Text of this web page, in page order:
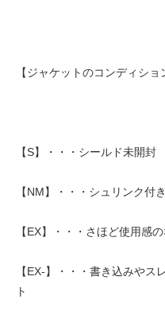
【ジャケットのコンディショ
【S】・・・シールド未開封
【NM】・・・シュリンク付
【EX】・・・さほど使用感
【EX-】・・・書き込みやス
ト